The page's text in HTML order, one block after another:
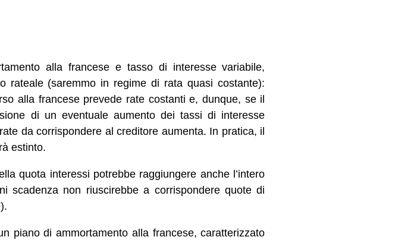
alla francese e tasso di interesse variabile,
rateale (saremmo in regime di rata quasi costante):
alla francese prevede rate costanti e, dunque, se il
di un eventuale aumento dei tassi di interesse
da corrispondere al creditore aumenta. In pratica, il
estinto.
quota interessi potrebbe raggiungere anche l’intero
scadenza non riuscirebbe a corrispondere quote di
piano di ammortamento alla francese, caratterizzato